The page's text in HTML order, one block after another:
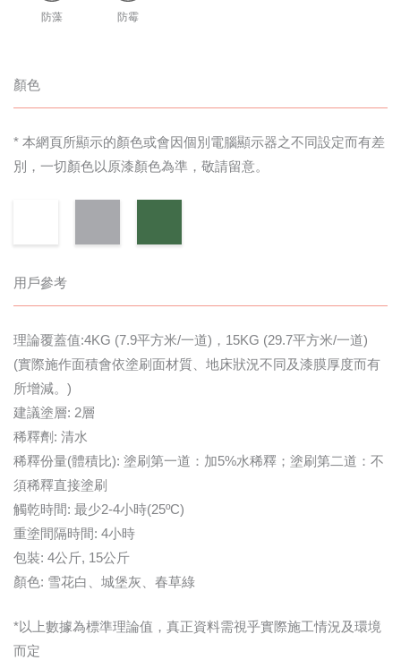
防藻 防霉
顏色
* 本網頁所顯示的顏色或會因個別電腦顯示器之不同設定而有差
別，一切顏色以原漆顏色為準，敬請留意。
用戶參考
理論覆蓋值:4KG (7.9平方米/一道)，15KG (29.7平方米/一道)
(實際施作面積會依塗刷面材質、地床狀況不同及漆膜厚度而有
所增減。)
建議塗層: 2層
稀釋劑: 清水
稀釋份量(體積比): 塗刷第一道：加5%水稀釋；塗刷第二道：不
須稀釋直接塗刷
觸乾時間: 最少2-4小時(25ºC)
重塗間隔時間: 4小時
包裝: 4公斤, 15公斤
顏色: 雪花白、城堡灰、春草綠
*以上數據為標準理論值，真正資料需視乎實際施工情況及環境
而定